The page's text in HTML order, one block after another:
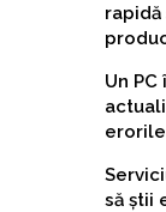
Un
să știi